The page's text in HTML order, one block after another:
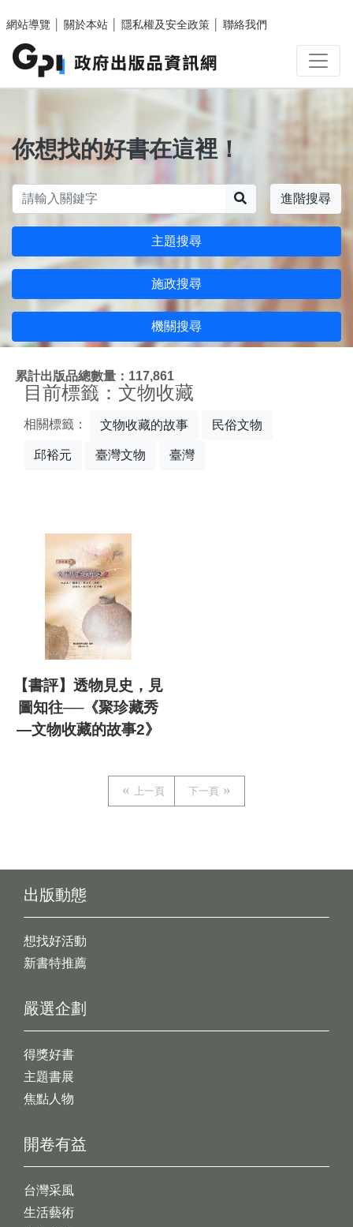
網站導覽
關於本站 隱私權及安全政策 聯絡我們
你想找的好書在這裡！
進階搜尋
主題搜尋
施政搜尋
機關搜尋
累計出版品總數量：117,861
目前標籤：文物收藏
相關標籤： 文物收藏的故事 民俗文物
邱裕元 臺灣文物 臺灣
【書評】透物見史，見
圖知往──《聚珍藏秀
—文物收藏的故事2》
上一頁 下一頁
出版動態
想找好活動
新書特推薦
開卷有益
台灣采風
生活藝術
嚴選企劃
得獎好書
主題書展
焦點人物